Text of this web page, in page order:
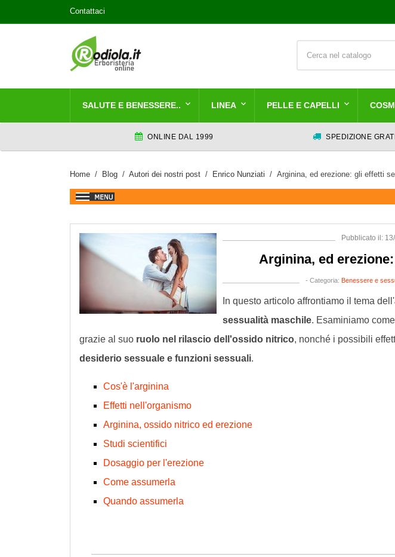
Contattaci
SALUTE E BENESSERE.. LINEA PELLE E CAPELLI
ONLINE DAL 1999 SPEDIZIONE
Home Blog Autori dei nostri post Enrico Nunziati Arginina, ed erezione: gli effetti
Pubblicato il:
Arginina, ed
- Categoria: Benessere e
In questo articolo affrontiamo il tema dell'
sessualità maschile. Esaminiamo come
grazie al suo ruolo nel rilascio dell'ossido nitrico, nonché i possibili
desiderio sessuale e funzioni sessuali.
Cos'è l'arginina
Effetti nell'organismo
Arginina, ossido nitrico ed erezione
Studi scientifici
Dosaggio per l'erezione
Come assumerla
Quando assumerla